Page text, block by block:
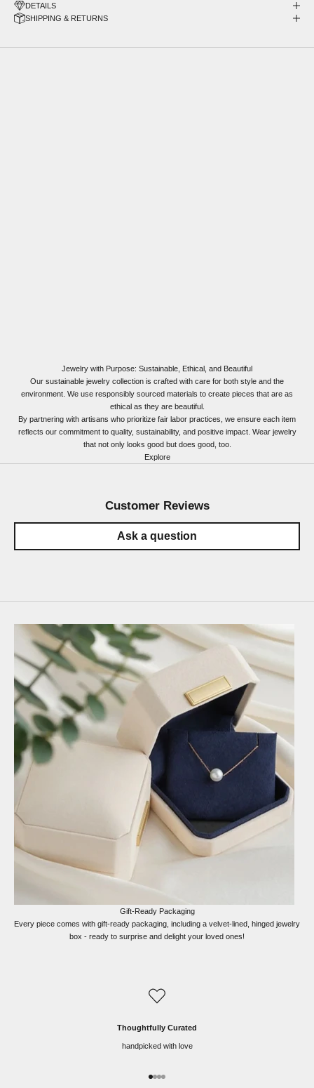
DETAILS
SHIPPING & RETURNS
Jewelry with Purpose: Sustainable, Ethical, and Beautiful
Our sustainable jewelry collection is crafted with care for both style and the
environment. We use responsibly sourced materials to create pieces that are as
ethical as they are beautiful.
By partnering with artisans who prioritize fair labor practices, we ensure each item
reflects our commitment to quality, sustainability, and positive impact. Wear jewelry
that not only looks good but does good, too.
Explore
Customer Reviews
Ask a question
Gift-Ready Packaging
Every piece comes with gift-ready packaging, including a velvet-lined, hinged jewelry
box - ready to surprise and delight your loved ones!
Thoughtfully Curated
handpicked with love
Go to item 1
Go to item 2
Go to item 3
Go to item 4